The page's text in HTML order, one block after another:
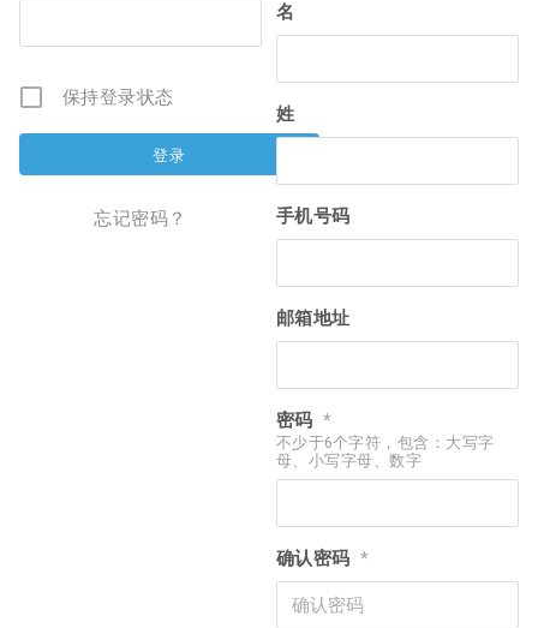
保持登录状态
忘记密码？
名
姓
手机号码
邮箱地址
密码 *
不少于6个字符，包含：大写字
母、小写字母、数字
确认密码 *